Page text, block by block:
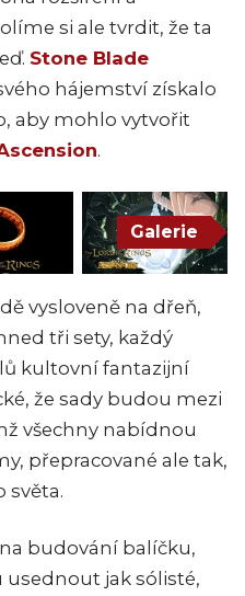
si ale tvrdit, že ta
Stone Blade
hájemství získalo
aby mohlo vytvořit
.
Galerie
vysloveně na dřeň,
tři sety, každý
kultovní fantazijní
že sady budou mezi
všechny nabídnou
přepracované ale tak,
světa.
budování balíčku,
jak sólisté,